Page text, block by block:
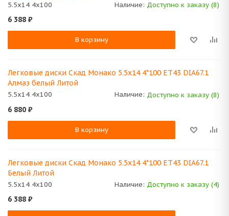
5.5x14 4x100 Наличие: Доступно к заказу (8)
6 388 ₽
В корзину
Легковые диски Скад Монако 5.5x14 4*100 ET43 DIA67.1
Алмаз белый Литой
5.5x14 4x100 Наличие: Доступно к заказу (8)
6 880 ₽
В корзину
Легковые диски Скад Монако 5.5x14 4*100 ET43 DIA67.1
Белый Литой
5.5x14 4x100 Наличие: Доступно к заказу (4)
6 388 ₽